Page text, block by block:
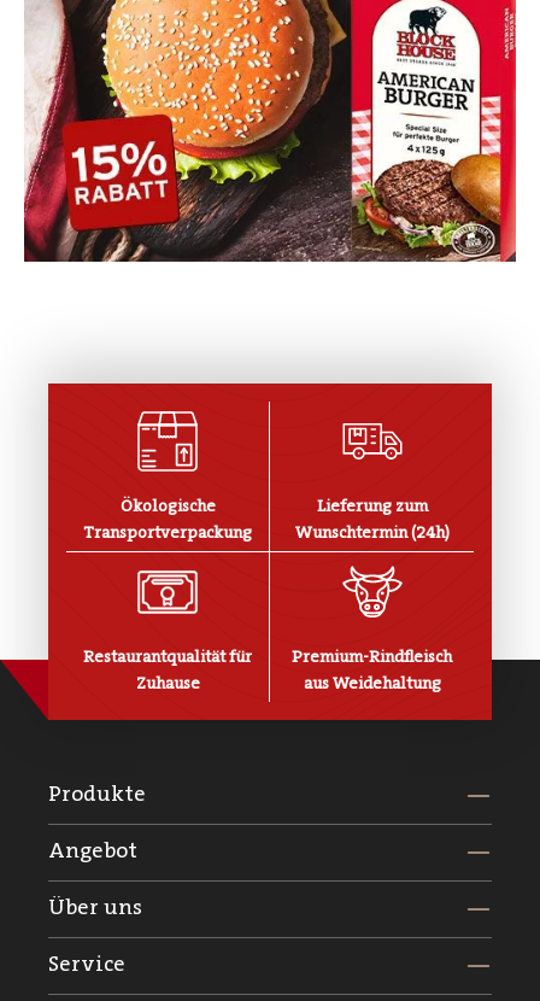
Ökologische
Transportverpackung
Lieferung zum
Wunschtermin (24h)
Restaurantqualität für
Zuhause
Premium-Rindfleisch
aus Weidehaltung
Produkte
Angebot
Über uns
Service